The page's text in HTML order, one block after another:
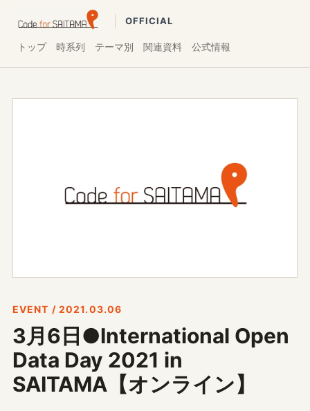
OFFICIAL
トップ 時系列 テーマ別 関連資料 公式情報
EVENT / 2021.03.06
3月6日●International Open
Data Day 2021 in
SAITAMA【オンライン】